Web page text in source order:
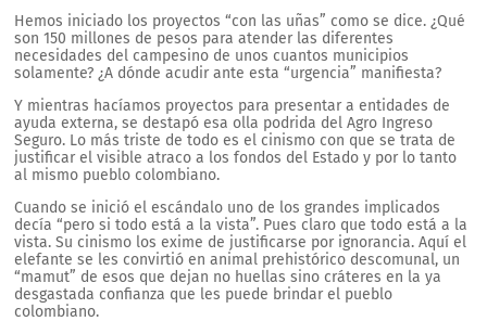
Hemos iniciado los proyectos “con las uñas” como se dice. ¿Qué
son 150 millones de pesos para atender las diferentes
necesidades del campesino de unos cuantos municipios
solamente? ¿A dónde acudir ante esta “urgencia” manifiesta?
Y mientras hacíamos proyectos para presentar a entidades de
ayuda externa, se destapó esa olla podrida del Agro Ingreso
Seguro. Lo más triste de todo es el cinismo con que se trata de
justificar el visible atraco a los fondos del Estado y por lo tanto
al mismo pueblo colombiano.
Cuando se inició el escándalo uno de los grandes implicados
decía “pero si todo está a la vista”. Pues claro que todo está a la
vista. Su cinismo los exime de justificarse por ignorancia. Aquí el
elefante se les convirtió en animal prehistórico descomunal, un
“mamut” de esos que dejan no huellas sino cráteres en la ya
desgastada confianza que les puede brindar el pueblo
colombiano.